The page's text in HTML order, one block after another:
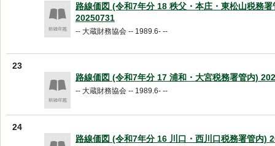
路線価図 (令和7年分 18 秩父・本庄・東松山税務署
20250731
-- 大蔵財務協会 -- 1989.6- --
23
路線価図 (令和7年分 17 浦和・大宮税務署管内)
-- 大蔵財務協会 -- 1989.6- --
24
路線価図 (令和7年分 16 川口・西川口税務署管内)